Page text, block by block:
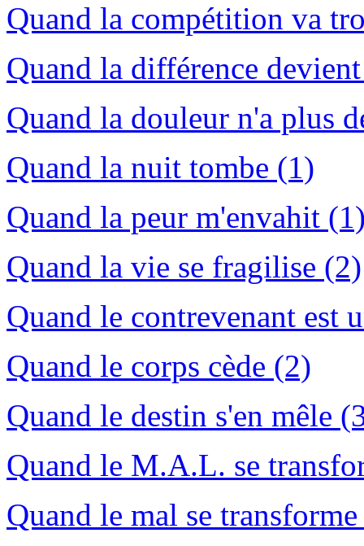
Quand la compétition va
Quand la différence
Quand la douleur n'a plus
Quand la nuit tombe (1)
Quand la peur m'envahit
Quand la vie se fragilise (2)
Quand le contrevenant est
Quand le corps cède (2)
Quand le destin s'en mêle
Quand le M.A.L. se
Quand le mal se